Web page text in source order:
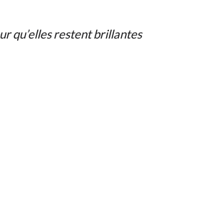
qu’elles restent brillantes